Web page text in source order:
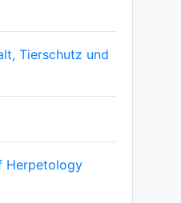
Tierschutz und
Herpetology